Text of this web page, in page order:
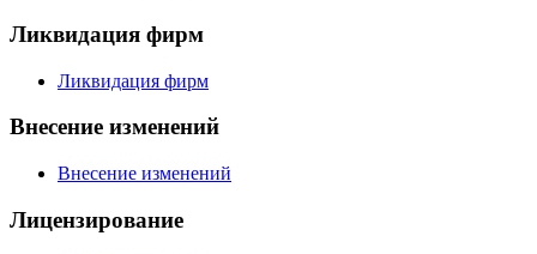
Ликвидация фирм
Ликвидация фирм
Внесение изменений
Внесение изменений
Лицензирование